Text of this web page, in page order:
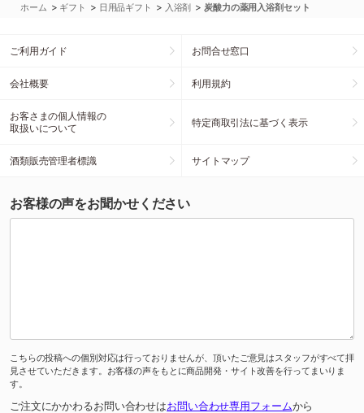
ホーム > ギフト > 日用品ギフト > 入浴剤 >炭酸力の薬用入浴剤セット
ご利用ガイド お問合せ窓口
会社概要 利用規約
お客さまの個人情報の
取扱いについて
特定商取引法に基づく表示
酒類販売管理者標識 サイトマップ
お客様の声をお聞かせください
こちらの投稿への個別対応は行っておりませんが、頂いたご意見はスタッフがすべて拝
見させていただきます。お客様の声をもとに商品開発・サイト改善を行ってまいりま
す。
ご注文にかかわるお問い合わせはお問い合わせ専用フォームから